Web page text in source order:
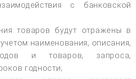
с банковской
товаров будут отражены в
наименования, описания,
и товаров, запроса,
годности;